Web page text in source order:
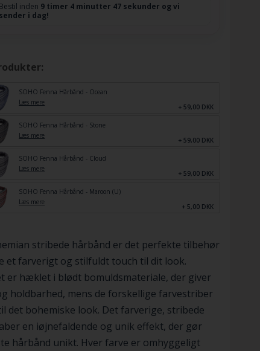
Bestil inden 9 timer 4 minutter 46 sekunder og vi
sender i dag!
SOHO Fenna Hårbånd - Ocean
Læs mere
+ 59,00 DKK
SOHO Fenna Hårbånd - Stone
Læs mere
+ 59,00 DKK
SOHO Fenna Hårbånd - Cloud
Læs mere
+ 59,00 DKK
SOHO Fenna Hårbånd - Maroon (U)
Læs mere
+ 5,00 DKK
stribede hårbånd er det perfekte tilbehør
et farverigt og stilfuldt touch til dit look.
er hæklet i blødt bomuldsmateriale, der giver
holdbarhed, mens de forskellige farvestriber
det bohemiske look. Det farverige, stribede
en iøjnefaldende og unik effekt, der gør
hårbånd unikt. Hver farve er omhyggeligt